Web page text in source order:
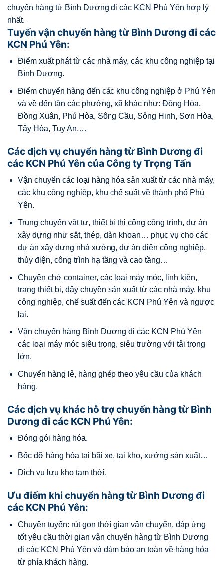
chuyển hàng từ Bình Dương đi các KCN Phú Yên hợp lý
nhất.
Tuyến vận chuyển hàng từ Bình Dương đi các
KCN Phú Yên:
Điểm xuất phát từ các nhà máy, các khu công nghiệp tại
Bình Dương.
Điểm chuyển hàng đến các khu công nghiệp ở Phú Yên
và về đến tận các phường, xã khác như: Đông Hòa,
Đồng Xuân, Phú Hòa, Sông Cầu, Sông Hinh, Sơn Hòa,
Tây Hòa, Tuy An,…
Các dịch vụ chuyển hàng từ Bình Dương đi
các KCN Phú Yên của Công ty Trọng Tấn
Vận chuyển các loại hàng hóa sản xuất từ các nhà máy,
các khu công nghiệp, khu chế suất về thành phố Phú
Yên.
Trung chuyển vật tư, thiết bị thi công công trình, dự án
xây dựng như sắt, thép, dàn khoan… phục vụ cho các
dự àn xây dựng nhà xưởng, dự án điện công nghiệp,
thủy điện, công trình hạ tầng và cao tầng…
Chuyên chở container, các loại máy móc, linh kiện,
trang thiết bị, dây chuyền sản xuất từ các nhà máy, khu
công nghiệp, chế suất đến các KCN Phú Yên và ngược
lại.
Vận chuyển hàng Bình Dương đi các KCN Phú Yên
các loại máy móc siêu trọng, siêu trường với tải trọng
lớn.
Chuyển hàng lẻ, hàng ghép theo yêu cầu của khách
hàng.
Các dịch vụ khác hỗ trợ chuyển hàng từ Bình
Dương đi các KCN Phú Yên:
Đóng gói hàng hóa.
Bốc dỡ hàng hóa tại bãi xe, tại kho, xưởng sản xuất…
Dịch vụ lưu kho tạm thời.
Ưu điểm khi chuyển hàng từ Bình Dương đi
các KCN Phú Yên:
Chuyên tuyến: rút gọn thời gian vận chuyển, đáp ứng
tốt yêu cầu thời gian vận chuyển hàng từ Bình Dương
đi các KCN Phú Yên và đảm bảo an toàn về hàng hóa
từ phía khách hàng.